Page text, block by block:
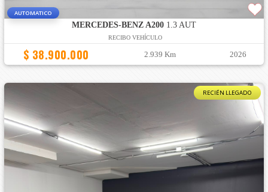
AUTOMATICO
MERCEDES-BENZ A2001.3 AUT
RECIBO VEHÍCULO
$ 38.900.000 2.939 Km 2026
RECIÉN LLEGADO